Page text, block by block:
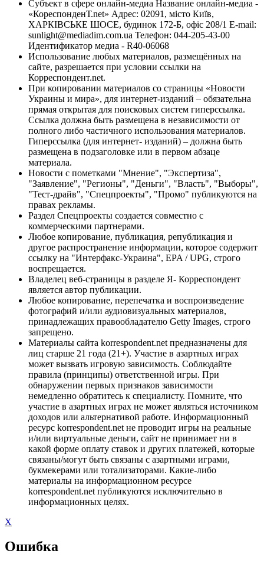
Субъект в сфере онлайн-медиа Название онлайн-медиа -
«КореспонденТ.net» Адрес: 02091, місто Київ,
ХАРКІВСЬКЕ ШОСЕ, будинок 172-Б, офіс 208/1 E-mail:
sunlight@mediadim.com.ua Телефон: 044-205-43-00
Идентификатор медиа - R40-06068
Использование любых материалов, размещённых на
сайте, разрешается при условии ссылки на
Корреспондент.net.
При копировании материалов со страницы «Новости
Украины и мира», для интернет-изданий – обязательна
прямая открытая для поисковых систем гиперссылка.
Ссылка должна быть размещена в независимости от
полного либо частичного использования материалов.
Гиперссылка (для интернет- изданий) – должна быть
размещена в подзаголовке или в первом абзаце
материала.
Новости с пометками "Мнение", "Экспертиза",
"Заявление", "Регионы", "Деньги", "Власть", "Выборы",
"Тест-драйв", "Спецпроекты", "Промо" публикуются на
правах рекламы.
Раздел Спецпроекты создается совместно с
коммерческими партнерами.
Любое копирование, публикация, републикация и
другое распространение информации, которое содержит
ссылку на "Интерфакс-Украина", EPA / UPG, строго
воспрещается.
Владелец веб-страницы в разделе Я- Корреспондент
является автор публикации.
Любое копирование, перепечатка и воспроизведение
фотографий и/или аудиовизуальных материалов,
принадлежащих правообладателю Getty Images, строго
запрещено.
Материалы сайта korrespondent.net предназначены для
лиц старше 21 года (21+). Участие в азартных играх
может вызвать игровую зависимость. Соблюдайте
правила (принципы) ответственной игры. При
обнаружении первых признаков зависимости
немедленно обратитесь к специалисту. Помните, что
участие в азартных играх не может являться источником
доходов или альтернативой работе. Информационный
ресурс korrespondent.net не проводит игры на реальные
и/или виртуальные деньги, сайт не принимает ни в
какой форме оплату ставок и других платежей, которые
связаны/могут быть связаны с азартными играми,
букмекерами или тотализаторами. Какие-либо
материалы на информационном ресурсе
korrespondent.net публикуются исключительно в
информационных целях.
X
Ошибка